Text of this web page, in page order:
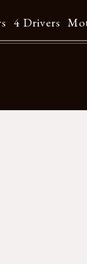
4 Drivers